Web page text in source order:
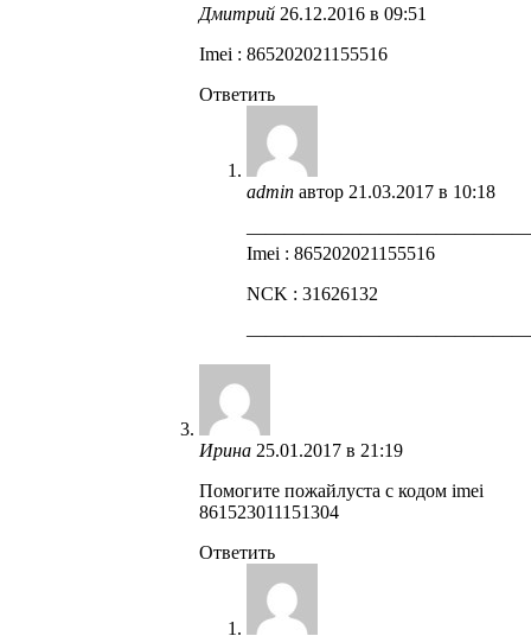
Дмитрий 26.12.2016 в 09:51
Imei : 865202021155516
Ответить
admin автор 21.03.2017 в 10:18
Imei : 865202021155516
NCK : 31626132
Ирина 25.01.2017 в 21:19
Помогите пожайлуста с кодом imei
861523011151304
Ответить